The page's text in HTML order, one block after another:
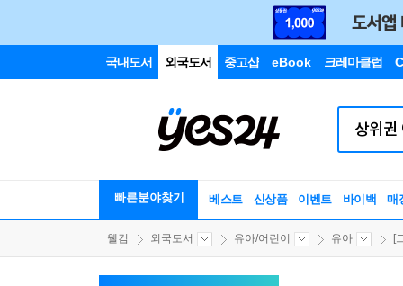
국내도서 외국도서 중고샵 eBook 크레마클럽
빠른분야찾기 베스트 신상품 이벤트 바이백 매
웰컴 외국도서 유아/어린이 유아 [